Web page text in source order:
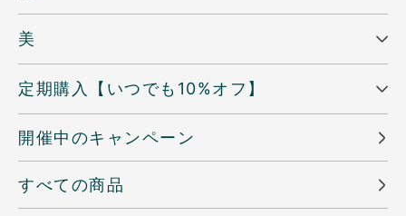
美
定期購入【いつでも10%オフ】
開催中のキャンペーン
すべての商品